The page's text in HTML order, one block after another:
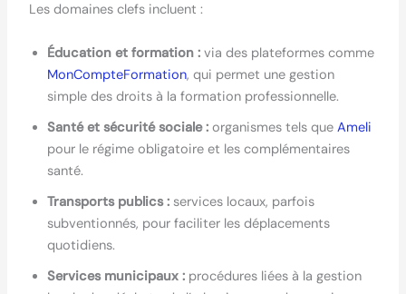
Les domaines clefs incluent :
Éducation et formation :via des plateformes comme
MonCompteFormation, qui permet une gestion
simple des droits à la formation professionnelle.
Santé et sécurité sociale :organismes tels que Ameli
pour le régime obligatoire et les complémentaires
santé.
Transports publics :services locaux, parfois
subventionnés, pour faciliter les déplacements
quotidiens.
Services municipaux :procédures liées à la gestion